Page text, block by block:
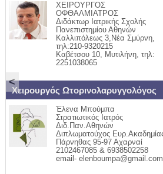
<
ΧΕΙΡΟΥΡΓΟΣ
ΟΦΘΑΛΜΙΑΤΡΟΣ
Διδάκτωρ Ιατρικής Σχολής
Πανεπιστημίου Αθηνών
Καλλιπόλεως 3,Νέα Σμύρνη,
τηλ:210-9320215
Καβέτσου 10, Μυτιλήνη, τηλ:
2251038065
Χειρουργός Ωτορινολαρυγγολόγος
Έλενα Μπούμπα
Στρατιωτικός Ιατρός
Διδ.Παν.Αθηνών
Διπλωματούχος Ευρ.Ακαδημίας
Πάρνηθας 95-97 Αχαρναί
2102467085 & 6938502258
email- elenboumpa@gmail.com